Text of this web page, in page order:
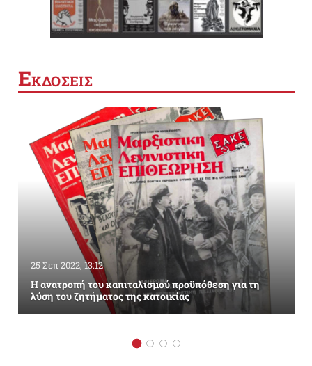
ΕΚΔΟΣΕΙΣ
25 Σεπ 2022, 13:12
Η ανατροπή του καπιταλισμού προϋπόθεση για τη
λύση του ζητήματος της κατοικίας